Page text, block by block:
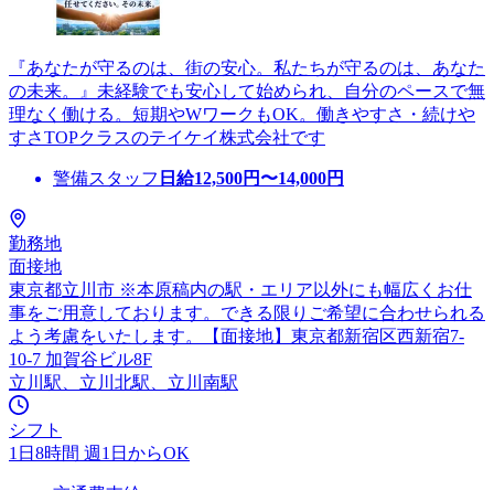
『あなたが守るのは、街の安心。私たちが守るのは、あなた
の未来。』未経験でも安心して始められ、自分のペースで無
理なく働ける。短期やWワークもOK。働きやすさ・続けや
すさTOPクラスのテイケイ株式会社です
警備スタッフ 日給12,500円〜14,000円
勤務地
面接地
東京都立川市 ※本原稿内の駅・エリア以外にも幅広くお仕
事をご用意しております。できる限りご希望に合わせられる
よう考慮をいたします。【面接地】東京都新宿区西新宿7-
10-7 加賀谷ビル8F
立川駅、立川北駅、立川南駅
シフト
1日8時間 週1日からOK